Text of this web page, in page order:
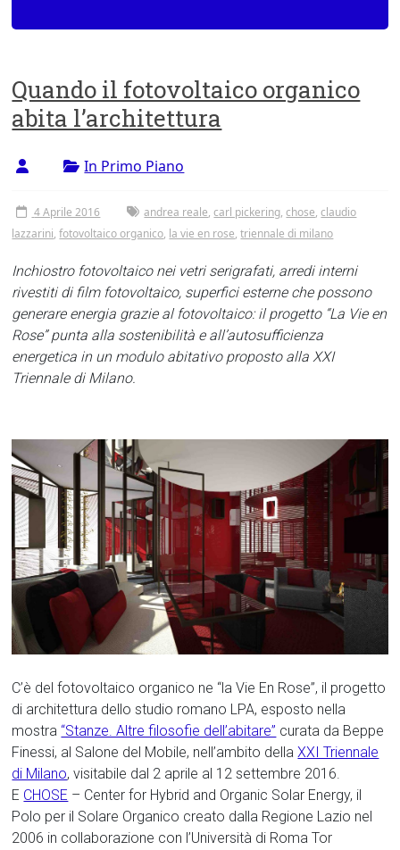
Quando il fotovoltaico organico
abita l’architettura
In Primo Piano
4 Aprile 2016 andrea reale,carl pickering,chose,claudio
lazzarini,fotovoltaico organico, la vie en rose,triennale di milano
Inchiostro fotovoltaico nei vetri serigrafati, arredi interni
rivestiti di film fotovoltaico, superfici esterne che possono
generare energia grazie al fotovoltaico: il progetto “La Vie en
Rose” punta alla sostenibilità e all’autosufficienza
energetica in un modulo abitativo proposto alla XXI
Triennale di Milano.
C’è del fotovoltaico organico ne “la Vie En Rose”, il progetto
di architettura dello studio romano LPA, esposto nella
mostra “Stanze. Altre filosofie dell’abitare” curata da Beppe
Finessi, al Salone del Mobile, nell’ambito dellaXXI Triennale
di Milano, visitabile dal 2 aprile al 12 settembre 2016.
E CHOSE – Center for Hybrid and Organic Solar Energy, il
Polo per il Solare Organico creato dalla Regione Lazio nel
2006 in collaborazione con l’Università di Roma Tor